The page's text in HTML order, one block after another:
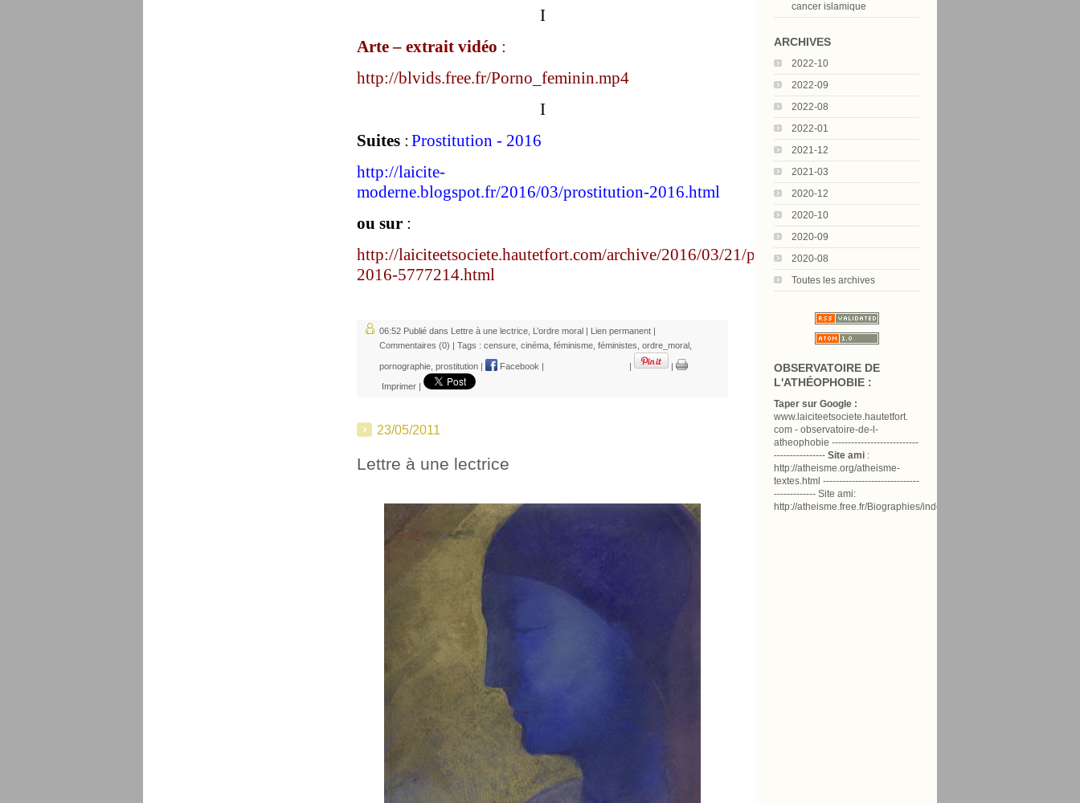
cancer islamique
ARCHIVES
2022-10
2022-09
2022-08
2022-01
2021-12
2021-03
2020-12
2020-10
2020-09
2020-08
Toutes les archives
OBSERVATOIRE DE
L'ATHÉOPHOBIE :
Taper sur Google :
www.laiciteetsociete.hautetfort.
com - observatoire-de-l-
atheophobie ---------------------------
---------------- Site ami :
http://atheisme.org/atheisme-
textes.html ------------------------------
------------- Site ami:
http://atheisme.free.fr/Biographies/index.html
I
Arte – extrait vidéo :
http://blvids.free.fr/Porno_feminin.mp4
I
Suites : Prostitution - 2016
http://laicite-
moderne.blogspot.fr/2016/03/prostitution-2016.html
ou sur :
http://laiciteetsociete.hautetfort.com/archive/2016/03/21/prostitution-
2016-5777214.html
06:52 Publié dans Lettre à une lectrice L’ordre moral | Lien permanent |
Commentaires (0) | Tags : censure cinéma féminisme féministes ordre_moral
pornographie prostitution | Facebook | | |
Imprimer |
23/05/2011
Lettre à une lectrice